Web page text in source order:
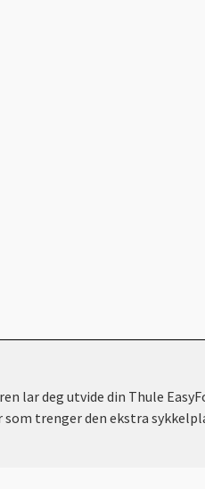
lar deg utvide din Thule
trenger den ekstra